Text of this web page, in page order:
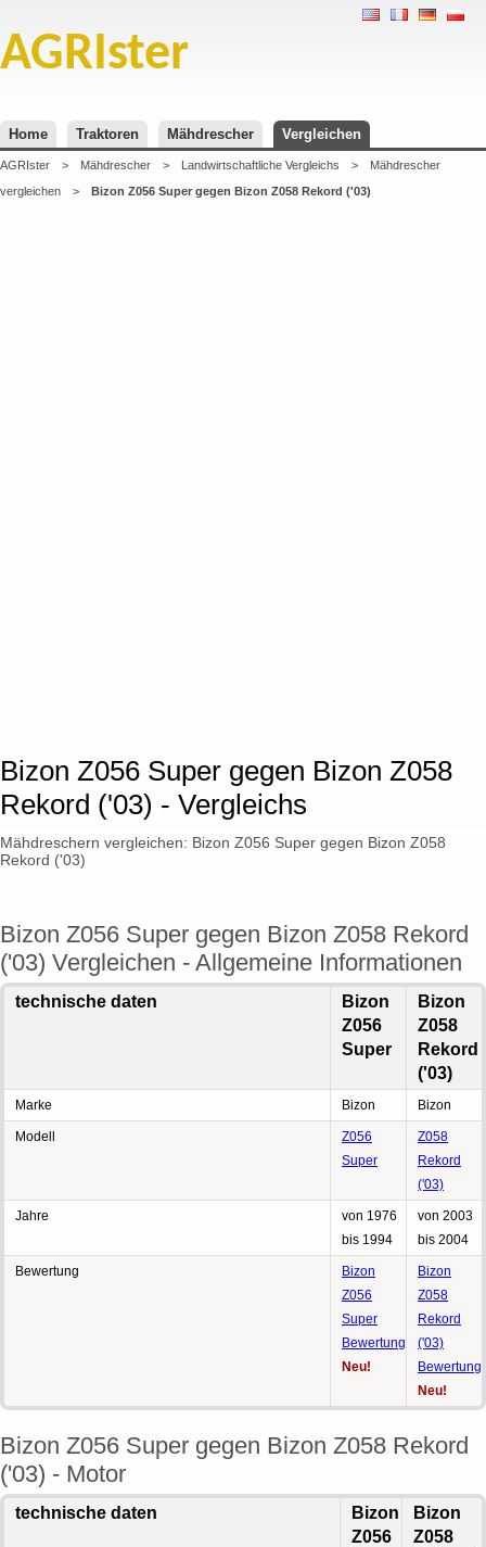
AGRIster
Home Traktoren Mähdrescher Vergleichen
AGRIster > Mähdrescher > Landwirtschaftliche Vergleichs >
Mähdrescher
vergleichen
> Bizon Z056 Super gegen Bizon Z058 Rekord ('03)
Bizon Z056 Super gegen Bizon Z058
Rekord ('03) - Vergleichs
Mähdreschern vergleichen: Bizon Z056 Super gegen Bizon Z058
Rekord ('03)
Bizon Z056 Super gegen Bizon Z058 Rekord
('03) Vergleichen - Allgemeine Informationen
technische daten
Bizon
Z056
Super
Bizon
Z058
Rekord
('03)
Marke Bizon Bizon
Modell
Z056
Super
Z058
Rekord
('03)
Jahre
von 1976
bis 1994
von 2003
bis 2004
Bewertung
Bizon
Z056
Super
Bewertung
Neu!
Bizon
Z058
Rekord
('03)
Bewertung
Neu!
Bizon Z056 Super gegen Bizon Z058 Rekord
('03) - Motor
technische daten
Bizon
Z056
Bizon
Z058